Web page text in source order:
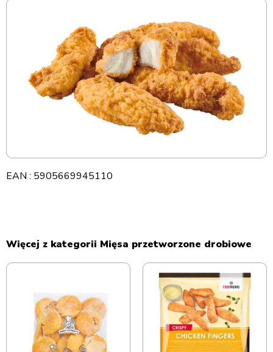
EAN : 5905669945110
Więcej z kategorii Mięsa przetworzone drobiowe